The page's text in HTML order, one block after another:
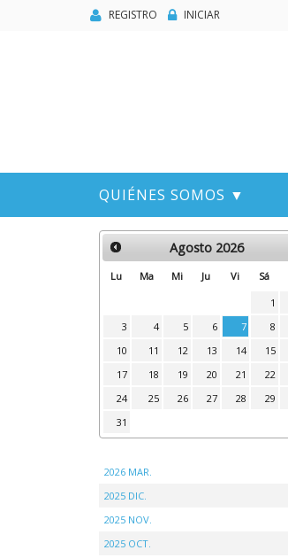
REGISTRO INICIAR
QUIÉNES SOMOS ▼
Agosto 2026
Lu Ma Mi Ju Vi Sá
1
3
4 5 6 7 8
10
11 12 13 14 15
17
18 19 20 21 22
24
25 26 27 28 29
31
2026 MAR.
2025 DIC.
2025 NOV.
2025 OCT.